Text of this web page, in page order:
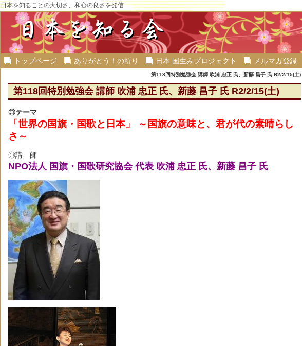
日本を知ることの大切さ、和心の良さを発信
トップページ ありがとう！の祈り 日本 国生みプロジェクト メルマガ登録
第118回特別勉強会 講師 吹浦 忠正 氏、新藤 昌子 氏 R2/2/15(土)
第118回特別勉強会 講師 吹浦 忠正 氏、新藤 昌子 氏 R2/2/15(土)
◎テーマ
「世界の国旗・国歌と日本」 ～国旗の意味と、君が代の素晴らし
さ～
◎講 師
NPO法人 国旗・国歌研究協会 代表 吹浦 忠正 氏、新藤 昌子 氏